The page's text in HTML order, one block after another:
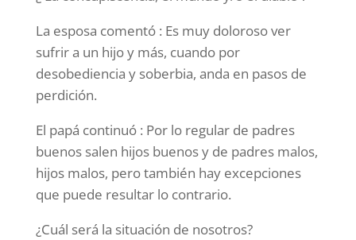
La esposa comentó : Es muy doloroso ver
sufrir a un hijo y más, cuando por
desobediencia y soberbia, anda en pasos de
perdición.
El papá continuó : Por lo regular de padres
buenos salen hijos buenos y de padres malos,
hijos malos, pero también hay excepciones
que puede resultar lo contrario.
¿Cuál será la situación de nosotros?